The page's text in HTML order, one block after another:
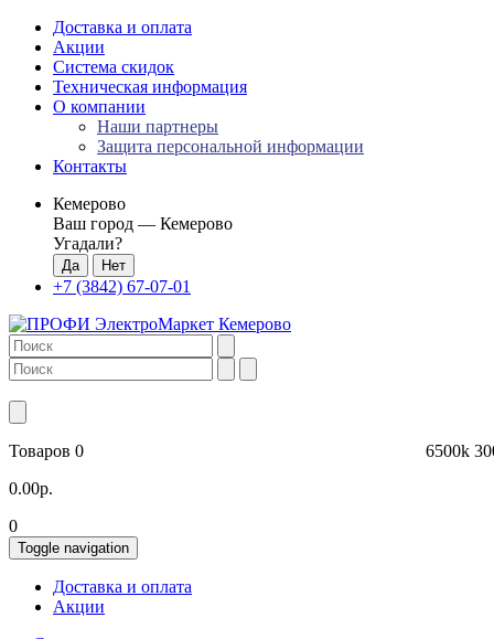
Доставка и оплата
Акции
Система скидок
Техническая информация
О компании
Наши партнеры
Защита персональной информации
Контакты
Кемерово
Ваш город — Кемерово
Угадали?
+7 (3842) 67-07-01
Товаров 0
0.00р.
0
Toggle navigation
Доставка и оплата
Акции
6500k